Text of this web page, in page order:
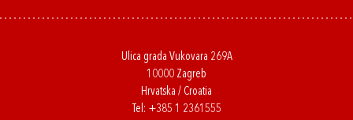
Ulica grada Vukovara 269A
10000 Zagreb
Hrvatska / Croatia
Tel: +385 1 2361555